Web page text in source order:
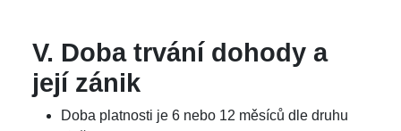
V. Doba trvání dohody a
její zánik
Doba platnosti je 6 nebo 12 měsíců dle druhu